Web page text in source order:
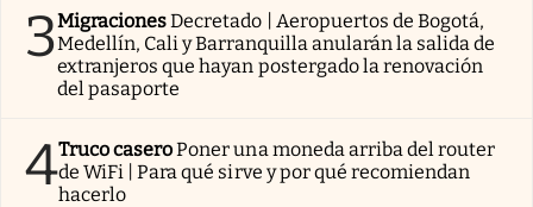
3MigracionesDecretado | Aeropuertos de Bogotá,
Medellín, Cali y Barranquilla anularán la salida de
extranjeros que hayan postergado la renovación
del pasaporte
4Truco caseroPoner una moneda arriba del router
de WiFi | Para qué sirve y por qué recomiendan
hacerlo